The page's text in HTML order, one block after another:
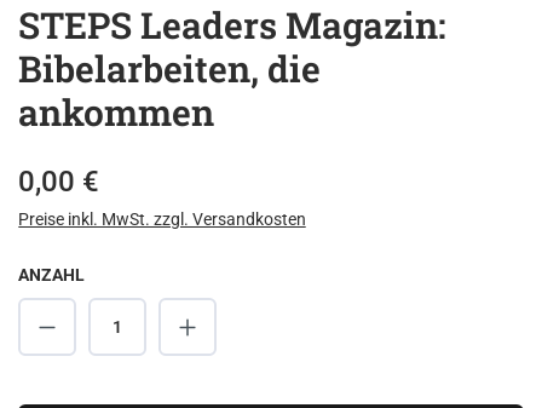
STEPS Leaders Magazin:
Bibelarbeiten, die
ankommen
Regulärer Preis:
0,00 €
Preise inkl. MwSt. zzgl. Versandkosten
ANZAHL
Produkt Anzahl: Gib den gewünschten